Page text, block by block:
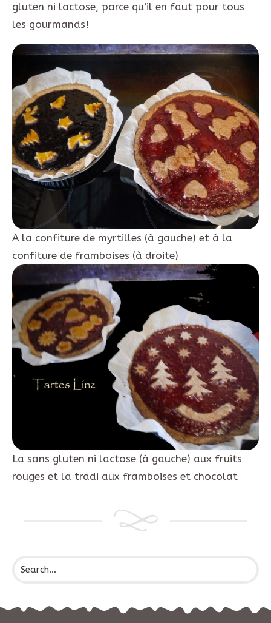
gluten ni lactose, parce qu’il en faut pour tous
les gourmands!
A la confiture de myrtilles (à gauche) et à la
confiture de framboises (à droite)
La sans gluten ni lactose (à gauche) aux fruits
rouges et la tradi aux framboises et chocolat